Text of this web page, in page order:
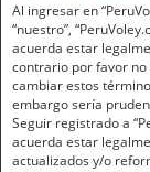
Al ingresar en
“nuestro”,
acuerda estar
contrario por favor no
cambiar estos
embargo sería
Seguir registrado a
acuerda estar
actualizados y/o